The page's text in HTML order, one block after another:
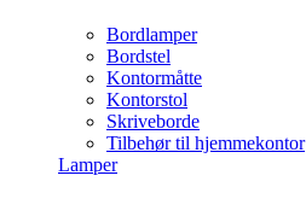
Bordlamper
Bordstel
Kontormåtte
Kontorstol
Skriveborde
Tilbehør til hjemmekontor
Lamper